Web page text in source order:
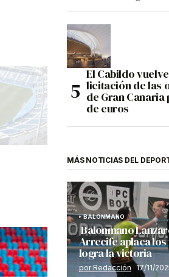
El Cabildo
licitación de las
de Gran
de euros
MÁS NOTICIAS DEL
BALONMANO
Balonmano
Arrecife aplaca
logra la victoria
por Redacción 17/11/